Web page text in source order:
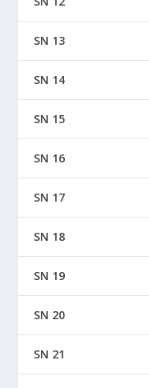
SN 13
SN 14
SN 15
SN 16
SN 17
SN 18
SN 19
SN 20
SN 21